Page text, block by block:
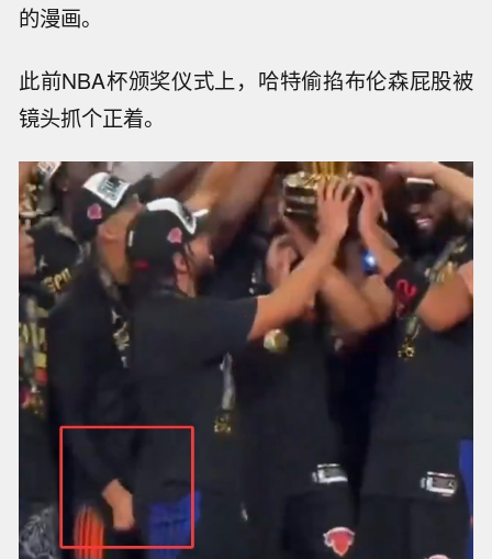
的漫画。
此前NBA杯颁奖仪式上，哈特偷掐布伦森屁股被
镜头抓个正着。